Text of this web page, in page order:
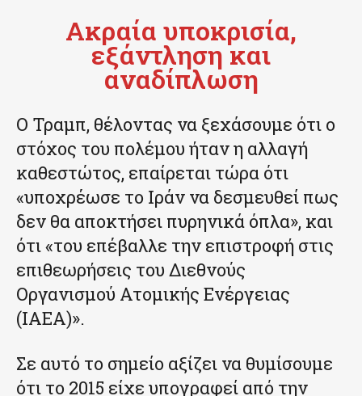
Ακραία υποκρισία,
εξάντληση και
αναδίπλωση
Ο Τραμπ, θέλοντας να ξεχάσουμε ότι ο
στόχος του πολέμου ήταν η αλλαγή
καθεστώτος, επαίρεται τώρα ότι
«υποχρέωσε το Ιράν να δεσμευθεί πως
δεν θα αποκτήσει πυρηνικά όπλα», και
ότι «του επέβαλλε την επιστροφή στις
επιθεωρήσεις του Διεθνούς
Οργανισμού Ατομικής Ενέργειας
(IAEA)».
Σε αυτό το σημείο αξίζει να θυμίσουμε
ότι το 2015 είχε υπογραφεί από την